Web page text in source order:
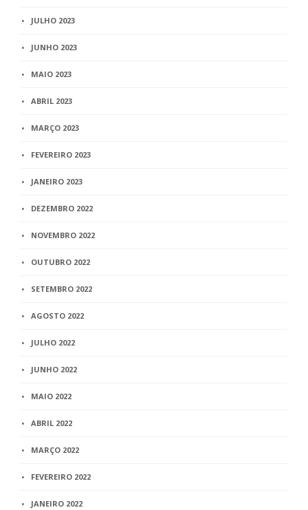
JULHO 2023
JUNHO 2023
MAIO 2023
ABRIL 2023
MARÇO 2023
FEVEREIRO 2023
JANEIRO 2023
DEZEMBRO 2022
NOVEMBRO 2022
OUTUBRO 2022
SETEMBRO 2022
AGOSTO 2022
JULHO 2022
JUNHO 2022
MAIO 2022
ABRIL 2022
MARÇO 2022
FEVEREIRO 2022
JANEIRO 2022